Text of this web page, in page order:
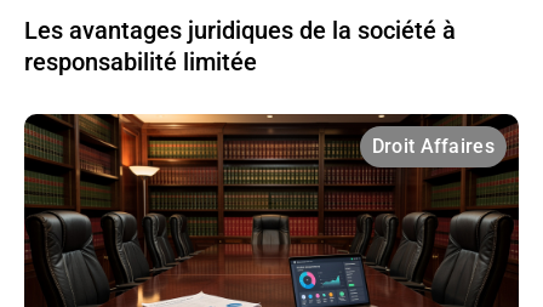
Les avantages juridiques de la société à
responsabilité limitée
Droit Affaires